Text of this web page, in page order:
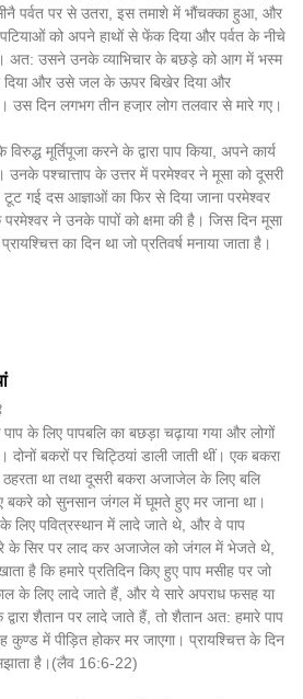
पर्वत पर से उतरा, इस तमाशे में भौंचक्का हुआ, और
को अपने हाथों से फेंक दिया और पर्वत के नीचे
उसने उनके व्याभिचार के बछड़े को आग में भस्म
और उसे जल के ऊपर बिखेर दिया और
उस दिन लगभग तीन हजा़र लोग तलवार से मारे गए।
मूर्तिपूजा करने के द्वारा पाप किया, अपने कार्य
उनके पश्चात्ताप के उत्तर में परमेश्वर ने मूसा को दूसरी
गई दस आज्ञाओं का फिर से दिया जाना परमेश्वर
ने उनके पापों को क्षमा की है। जिस दिन मूसा
का दिन था जो प्रतिवर्ष मनाया जाता है।
के लिए पापबलि का बछड़ा चढ़ाया गया और लोगों
बकरों पर चिट्ठियां डाली जाती थीं। एक बकरा
ठहरता था तथा दूसरी बकरा अजाजेल के लिए बलि
को सुनसान जंगल में घूमते हुए मर जाना था।
लिए पवित्रस्थान में लादे जाते थे, और वे पाप
के सिर पर लाद कर अजाजेल को जंगल में भेजते थे,
है कि हमारे प्रतिदिन किए हुए पाप मसीह पर जो
के लिए लादे जाते हैं, और ये सारे अपराध फसह या
शैतान पर लादे जाते हैं, तो शैतान अत: हमारे पाप
में पीड़ित होकर मर जाएगा। प्रायश्चित्त के दिन
है।(लैव 16:6-22)